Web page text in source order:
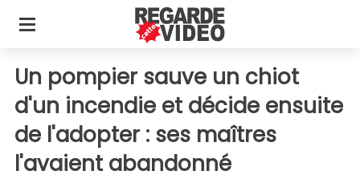
Un pompier sauve un chiot
d'un incendie et décide ensuite
de l'adopter : ses maîtres
l'avaient abandonné